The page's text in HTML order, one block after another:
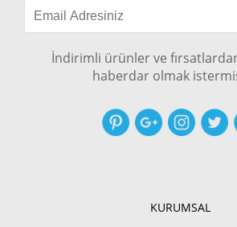
İndirimli ürünler ve
haberdar olmak
KURUMSAL